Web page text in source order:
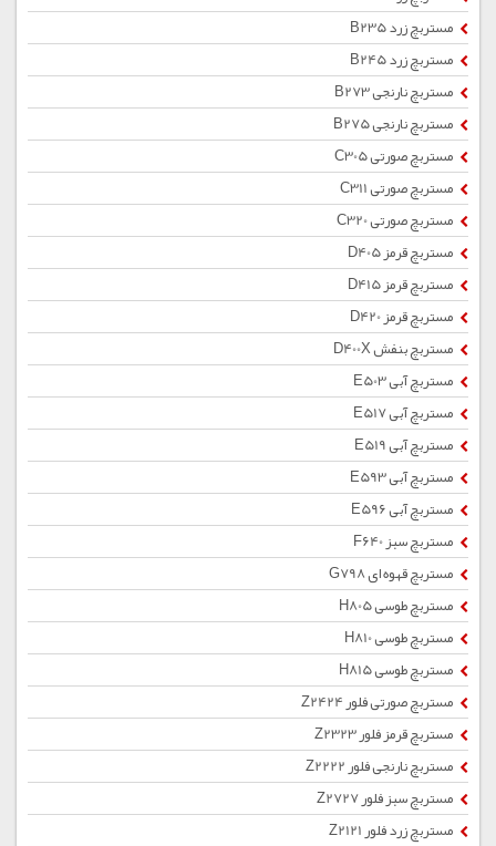
مستربچ زرد B235
مستربچ زرد B245
مستربچ نارنجی B273
مستربچ نارنجی B275
مستربچ صورتی C305
مستربچ صورتی C311
مستربچ صورتی C320
مستربچ قرمز D405
مستربچ قرمز D415
مستربچ قرمز D420
مستربچ بنفش D400X
مستربچ آبی E503
مستربچ آبی E517
مستربچ آبی E519
مستربچ آبی E593
مستربچ آبی E596
مستربچ سبز F640
مستربچ قهوه ای G798
مستربچ طوسی H805
مستربچ طوسی H810
مستربچ طوسی H815
مستربچ صورتی فلور Z2424
مستربچ قرمز فلور Z2323
مستربچ نارنجی فلور Z2222
مستربچ سبز فلور Z2727
مستربچ زرد فلور Z2121